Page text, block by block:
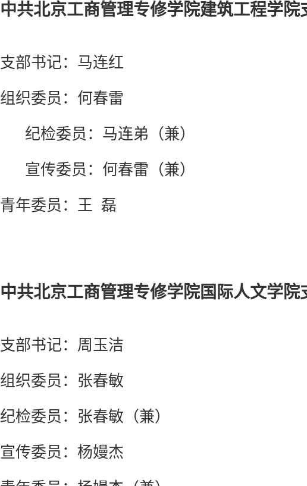
中共北京工商管理专修学院建筑工程学院
支部书记：马连红
组织委员：何春雷
纪检委员：马连弟（兼）
宣传委员：何春雷（兼）
青年委员：王 磊
中共北京工商管理专修学院国际人文学院
支部书记：周玉洁
组织委员：张春敏
纪检委员：张春敏（兼）
宣传委员：杨嫚杰